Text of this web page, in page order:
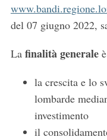
del 07 giugno 2022,
La finalità generale
la crescita e lo
lombarde
investimento
il